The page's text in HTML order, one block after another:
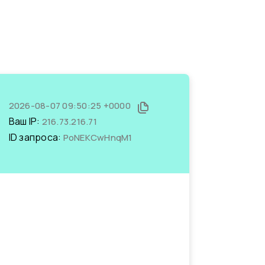
2026-08-07 09:50:25 +0000
Ваш IP: 216.73.216.71
ID запроса: PoNEKCwHnqM1